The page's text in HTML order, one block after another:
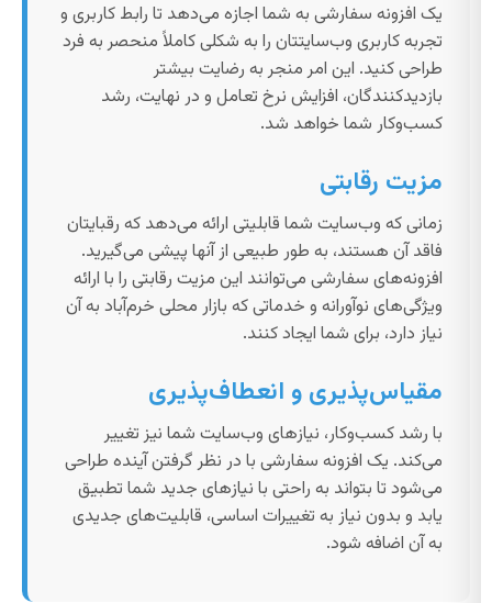
یک افزونه سفارشی به شما اجازه می‌دهد تا رابط کاربری و
تجربه کاربری وب‌سایتتان را به شکلی کاملاً منحصر به فرد
طراحی کنید. این امر منجر به رضایت بیشتر
بازدیدکنندگان، افزایش نرخ تعامل و در نهایت، رشد
کسب‌وکار شما خواهد شد.
مزیت رقابتی
زمانی که وب‌سایت شما قابلیتی ارائه می‌دهد که رقبایتان
فاقد آن هستند، به طور طبیعی از آنها پیشی می‌گیرید.
افزونه‌های سفارشی می‌توانند این مزیت رقابتی را با ارائه
ویژگی‌های نوآورانه و خدماتی که بازار محلی خرم‌آباد به آن
نیاز دارد، برای شما ایجاد کنند.
مقیاس‌پذیری و انعطاف‌پذیری
با رشد کسب‌وکار، نیازهای وب‌سایت شما نیز تغییر
می‌کند. یک افزونه سفارشی با در نظر گرفتن آینده طراحی
می‌شود تا بتواند به راحتی با نیازهای جدید شما تطبیق
یابد و بدون نیاز به تغییرات اساسی، قابلیت‌های جدیدی
به آن اضافه شود.